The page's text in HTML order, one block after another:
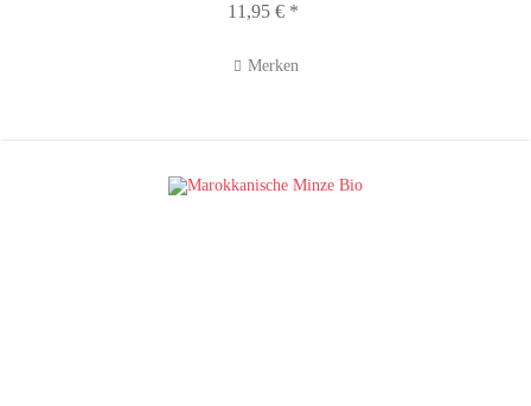
11,95 € *
Merken